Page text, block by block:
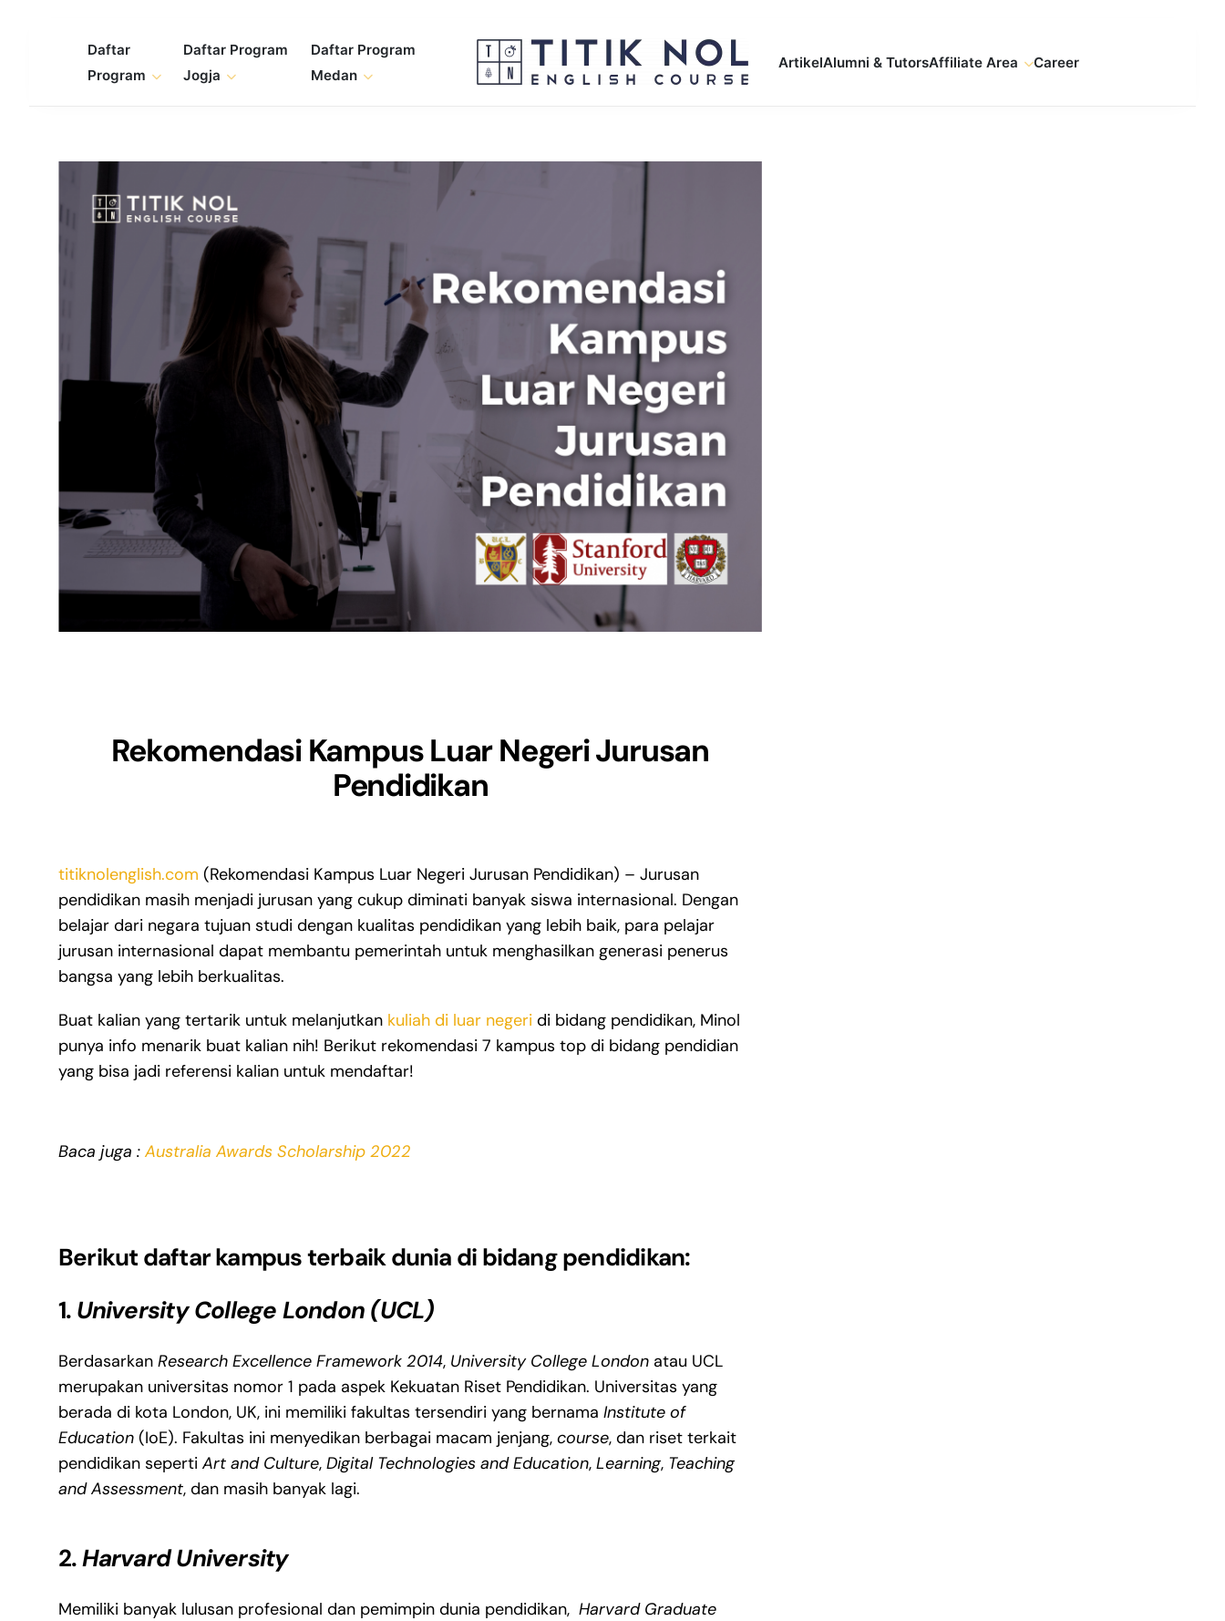
Daftar
Program
Daftar Program
Jogja
Daftar Program
Medan
ArtikelAlumni & TutorsAffiliate Area Career
Rekomendasi Kampus Luar Negeri Jurusan
Pendidikan
titiknolenglish.com (Rekomendasi Kampus Luar Negeri Jurusan Pendidikan) – Jurusan
pendidikan masih menjadi jurusan yang cukup diminati banyak siswa internasional. Dengan
belajar dari negara tujuan studi dengan kualitas pendidikan yang lebih baik, para pelajar
jurusan internasional dapat membantu pemerintah untuk menghasilkan generasi penerus
bangsa yang lebih berkualitas.
Buat kalian yang tertarik untuk melanjutkan kuliah di luar negeri di bidang pendidikan, Minol
punya info menarik buat kalian nih! Berikut rekomendasi 7 kampus top di bidang pendidian
yang bisa jadi referensi kalian untuk mendaftar!
Baca juga : Australia Awards Scholarship 2022
Berikut daftar kampus terbaik dunia di bidang pendidikan:
1. University College London (UCL)
Berdasarkan Research Excellence Framework 2014, University College Londonatau UCL
merupakan universitas nomor 1 pada aspek Kekuatan Riset Pendidikan. Universitas yang
berada di kota London, UK, ini memiliki fakultas tersendiri yang bernama Institute of
Education(IoE). Fakultas ini menyedikan berbagai macam jenjang, course, dan riset terkait
pendidikan seperti Art and Culture, Digital Technologies and Education, Learning, Teaching
and Assessment, dan masih banyak lagi.
2.Harvard University
Memiliki banyak lulusan profesional dan pemimpin dunia pendidikan, Harvard Graduate